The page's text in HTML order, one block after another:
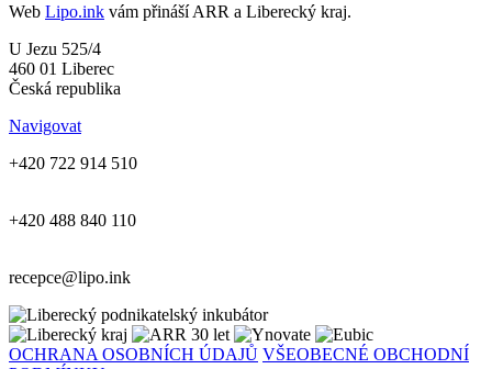
Web Lipo.ink vám přináší ARR a Liberecký kraj.
U Jezu 525/4
460 01 Liberec
Česká republika
Navigovat
+420 722 914 510
+420 488 840 110
recepce@lipo.ink
OCHRANA OSOBNÍCH ÚDAJŮ VŠEOBECNÉ OBCHODNÍ